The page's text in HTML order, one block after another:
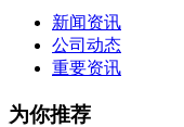
新闻资讯
公司动态
重要资讯
为你推荐